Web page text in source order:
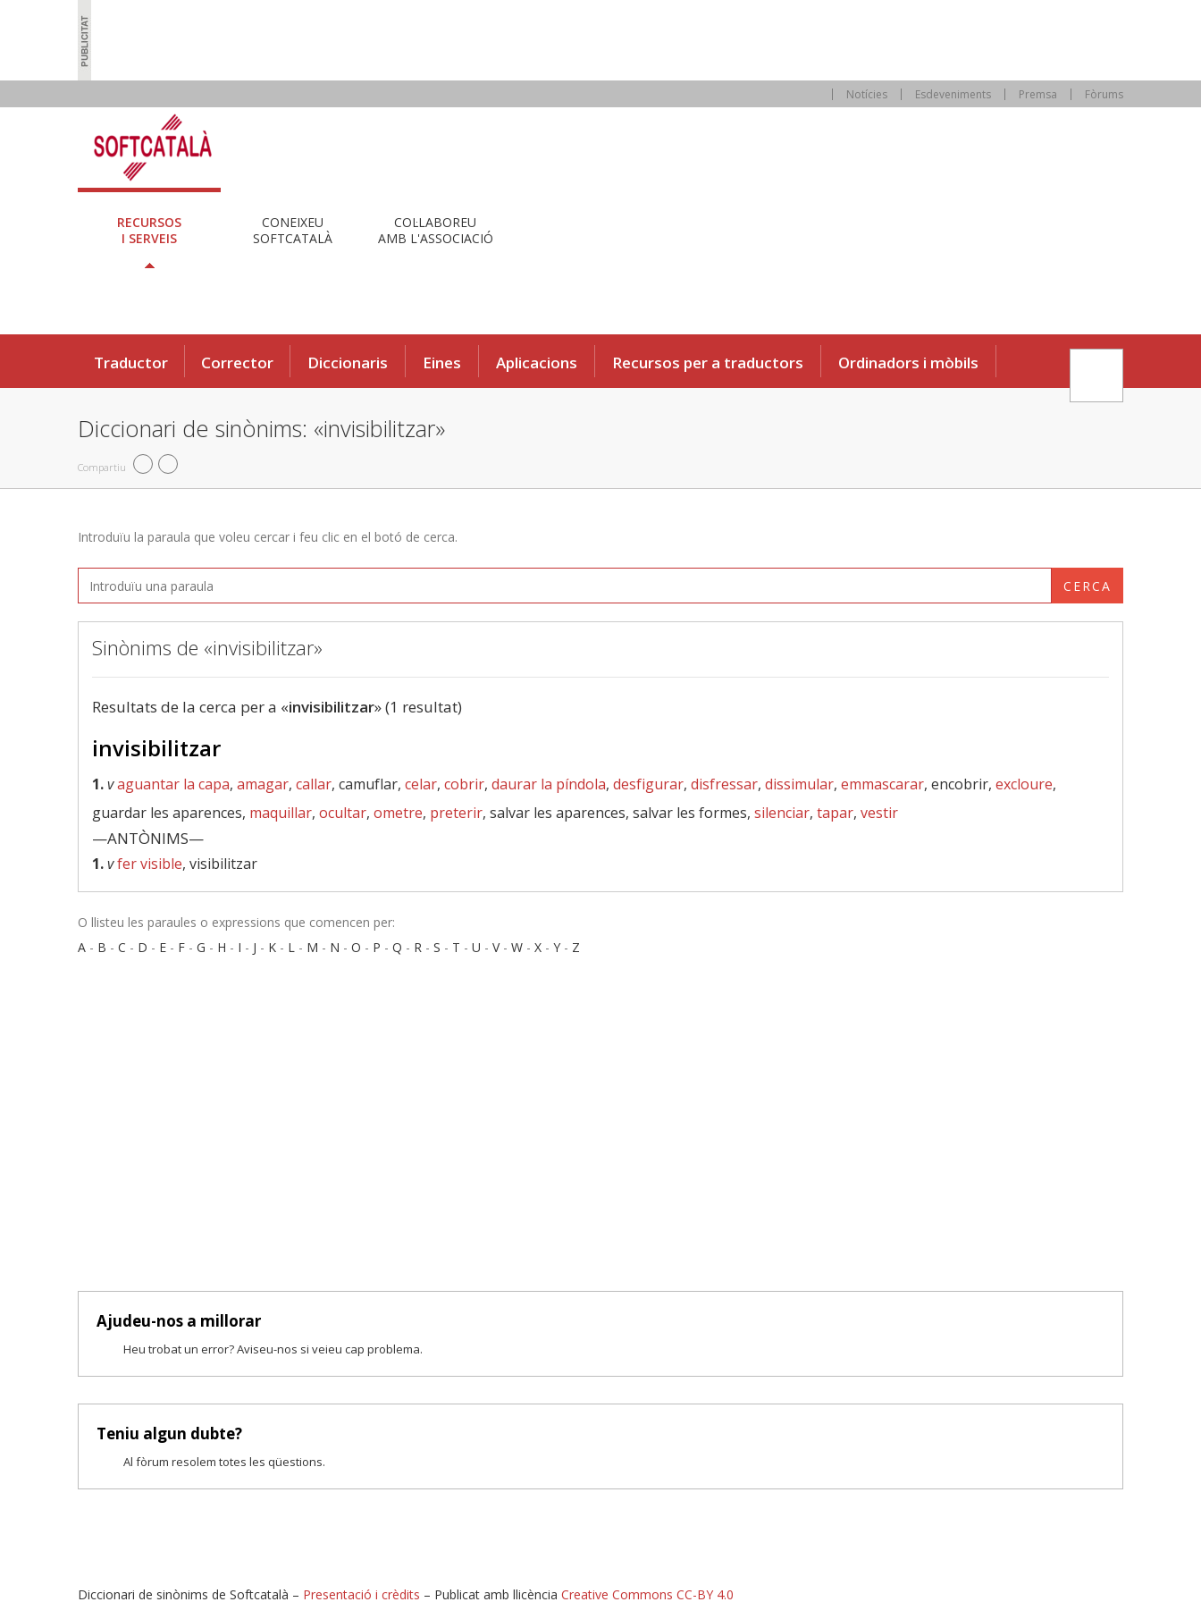
Notícies Esdeveniments Premsa Fòrums
RECURSOS
I SERVEIS
CONEIXEU
SOFTCATALÀ
COL·LABOREU
AMB L'ASSOCIACIÓ
Traductor Corrector Diccionaris Eines Aplicacions Recursos per a traductors Ordinadors i mòbils
Diccionari de sinònims: «invisibilitzar»
Compartiu
Introduïu la paraula que voleu cercar i feu clic en el botó de cerca.
CERCA
Sinònims de «invisibilitzar»
Resultats de la cerca per a «invisibilitzar» (1 resultat)
invisibilitzar
1.vaguantar la capa, amagar, callar, camuflar, celar, cobrir, daurar la píndola, desfigurar, disfressar, dissimular, emmascarar, encobrir, excloure,
guardar les aparences, maquillar, ocultar, ometre, preterir, salvar les aparences, salvar les formes, silenciar, tapar, vestir
—ANTÒNIMS—
1.vfer visible, visibilitzar
O llisteu les paraules o expressions que comencen per:
A - B - C - D - E - F - G - H - I - J - K - L - M - N - O - P - Q - R - S - T - U - V- W - X - Y - Z
Ajudeu-nos a millorar
Heu trobat un error? Aviseu-nos si veieu cap problema.
Teniu algun dubte?
Al fòrum resolem totes les qüestions.
Diccionari de sinònims de Softcatalà – Presentació i crèdits – Publicat amb llicència Creative Commons CC-BY 4.0